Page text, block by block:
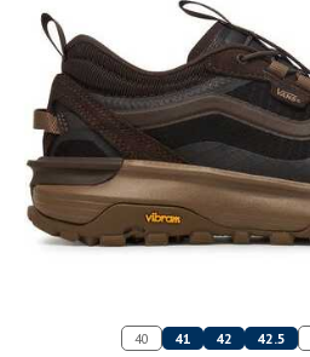
40 41 42 42.5